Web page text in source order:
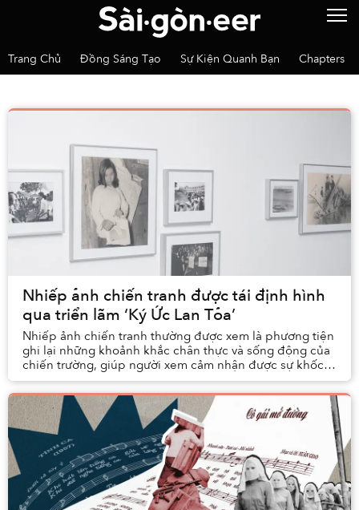
Trang Chủ Đồng Sáng Tạo Sự Kiện Quanh Bạn Chapters
Nhiếp ảnh chiến tranh được tái định hình
qua triển lãm ‘Ký Ức Lan Tỏa’
Nhiếp ảnh chiến tranh thường được xem là phương tiện
ghi lại những khoảnh khắc chân thực và sống động của
chiến trường, giúp người xem cảm nhận được sự khốc
liệt của quá khứ. Nhưng điều gì nằm ng...